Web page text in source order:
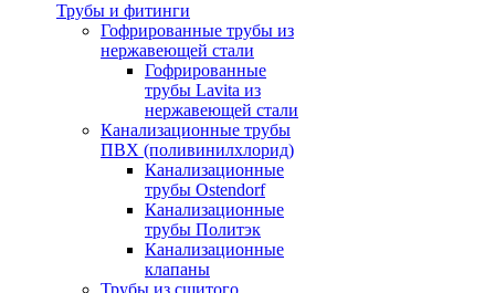
Трубы и фитинги
Гофрированные трубы из
нержавеющей стали
Гофрированные
трубы Lavita из
нержавеющей стали
Канализационные трубы
ПВХ (поливинилхлорид)
Канализационные
трубы Ostendorf
Канализационные
трубы Политэк
Канализационные
клапаны